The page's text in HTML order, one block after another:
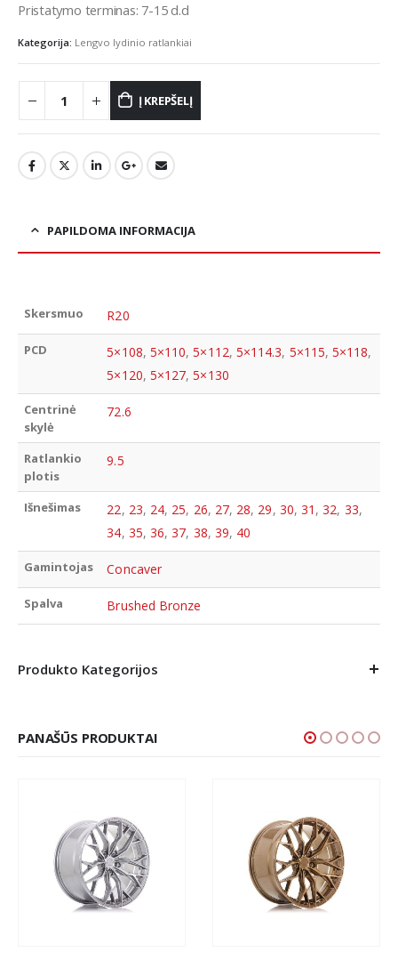
Pristatymo terminas: 7-15 d.d
Kategorija: Lengvo lydinio ratlankiai
Į KREPŠELĮ
PAPILDOMA INFORMACIJA
Skersmuo R20
PCD 5×108, 5×110,5×112, 5×114.3, 5×115,5×118,
5×120, 5×127,5×130
Centrinė
skylė
72.6
Ratlankio
plotis
9.5
Išnešimas 22, 23, 24, 25, 26, 27, 28, 29, 30, 31 ,32, 33,
34, 35, 36,37, 38, 39, 40
Gamintojas Concaver
Spalva Brushed Bronze
Produkto Kategorijos
PANAŠŪS PRODUKTAI